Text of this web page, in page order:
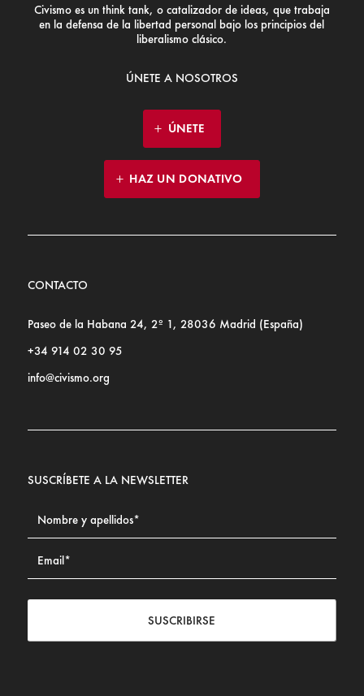
Civismo es un think tank, o catalizador de ideas, que trabaja
en la defensa de la libertad personal bajo los principios del
liberalismo clásico.
ÚNETE A NOSOTROS
ÚNETE
HAZ UN DONATIVO
CONTACTO
Paseo de la Habana 24, 2º 1, 28036 Madrid (España)
+34 914 02 30 95
info@civismo.org
SUSCRÍBETE A LA NEWSLETTER
SUSCRIBIRSE